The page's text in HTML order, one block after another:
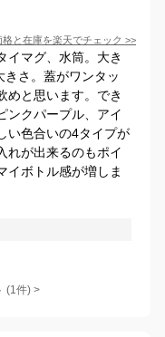
格と在庫を楽天でチェック >>
イマグ、水筒。大き
さ。蓋がワンタッ
めと思います。でき
ンクパープル、アイ
い色合いの4タイプが
れが出来るのもポイ
イボトル感が増しま
(1件) >